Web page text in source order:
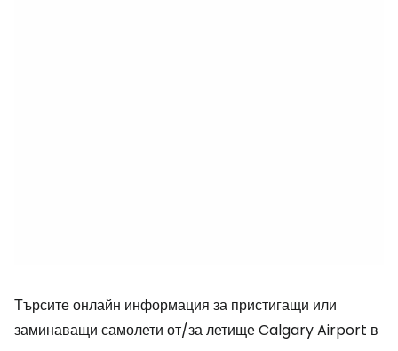
Търсите онлайн информация за пристигащи или
заминаващи самолети от/за летище Calgary Airport в